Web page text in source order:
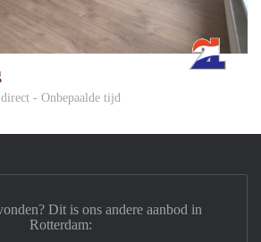
direct - Onbepaalde tijd
Dit is ons andere aanbod in
Rotterdam: